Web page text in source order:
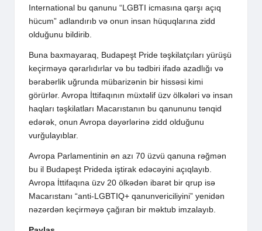
International bu qanunu “LGBTI icmasına qarşı açıq
hücum” adlandırıb və onun insan hüquqlarına zidd
olduğunu bildirib.
Buna baxmayaraq, Budapeşt Pride təşkilatçıları yürüşü
keçirməyə qərarlıdırlar və bu tədbiri ifadə azadlığı və
bərabərlik uğrunda mübarizənin bir hissəsi kimi
görürlər. Avropa İttifaqının müxtəlif üzv ölkələri və insan
haqları təşkilatları Macarıstanın bu qanununu tənqid
edərək, onun Avropa dəyərlərinə zidd olduğunu
vurğulayıblar.
Avropa Parlamentinin ən azı 70 üzvü qanuna rəğmən
bu il Budapeşt Prideda iştirak edəcəyini açıqlayıb.
Avropa İttifaqına üzv 20 ölkədən ibarət bir qrup isə
Macarıstanı “anti-LGBTIQ+ qanunvericiliyini” yenidən
nəzərdən keçirməyə çağıran bir məktub imzalayıb.